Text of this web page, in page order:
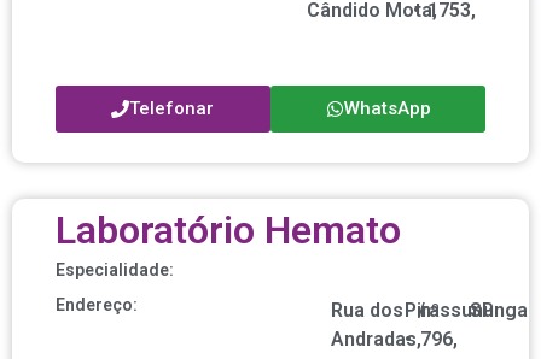
Cândido Mota,1753,
•
Telefonar WhatsApp
Laboratório Hemato
Especialidade:
Endereço:
Rua dos
Andradas,
nº
796,
/
Pirassununga
•
SP